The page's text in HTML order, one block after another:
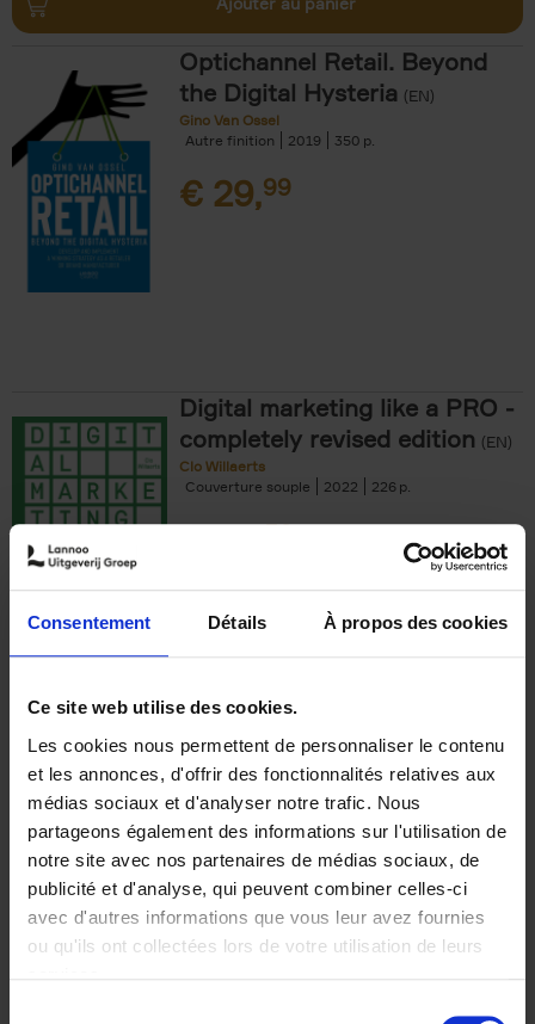
Consentement Détails À propos des cookies
Ce site web utilise des cookies.
Les cookies nous permettent de personnaliser le contenu
et les annonces, d'offrir des fonctionnalités relatives aux
médias sociaux et d'analyser notre trafic. Nous
partageons également des informations sur l'utilisation de
notre site avec nos partenaires de médias sociaux, de
publicité et d'analyse, qui peuvent combiner celles-ci
avec d'autres informations que vous leur avez fournies
ou qu'ils ont collectées lors de votre utilisation de leurs
Optichannel Retail. Beyond
the Digital Hysteria (EN)
Gino Van Ossel
Autre finition
2019 350
€ 29,99
Digital marketing like a PRO -
completely revised edition (EN)
Clo Willaerts
Couverture souple
2022 226
€35,50
The Offer You Can't
Refuse
Steven Van Belleghem
Couverture souple
2020 256
€37,50